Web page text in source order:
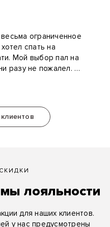
ограниченное
спать на
Мой выбор пал на
разу не пожалел.
книгу...
лояльности
для наших клиентов.
у нас предусмотрены